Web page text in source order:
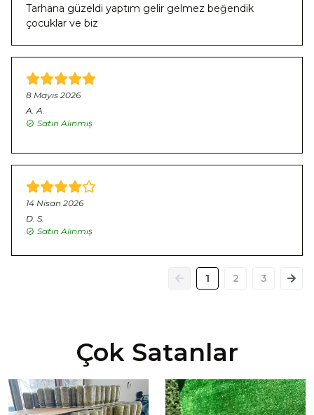
Tarhana güzeldi yaptım gelir gelmez beğendik
çocuklar ve biz
8 Mayıs 2026
A. A.
Satın Alınmış
14 Nisan 2026
D. S.
Satın Alınmış
1 2 3
Çok Satanlar